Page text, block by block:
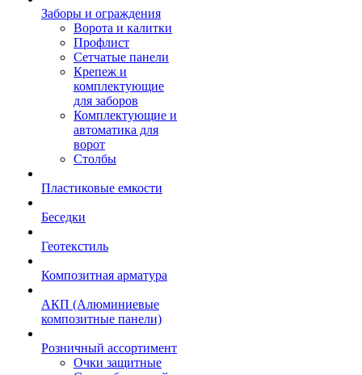
Заборы и ограждения
Ворота и калитки
Профлист
Сетчатые панели
Крепеж и
комплектующие
для заборов
Комплектующие и
автоматика для
ворот
Столбы
Пластиковые емкости
Беседки
Геотекстиль
Композитная арматура
АКП (Алюминиевые
композитные панели)
Розничный ассортимент
Очки защитные